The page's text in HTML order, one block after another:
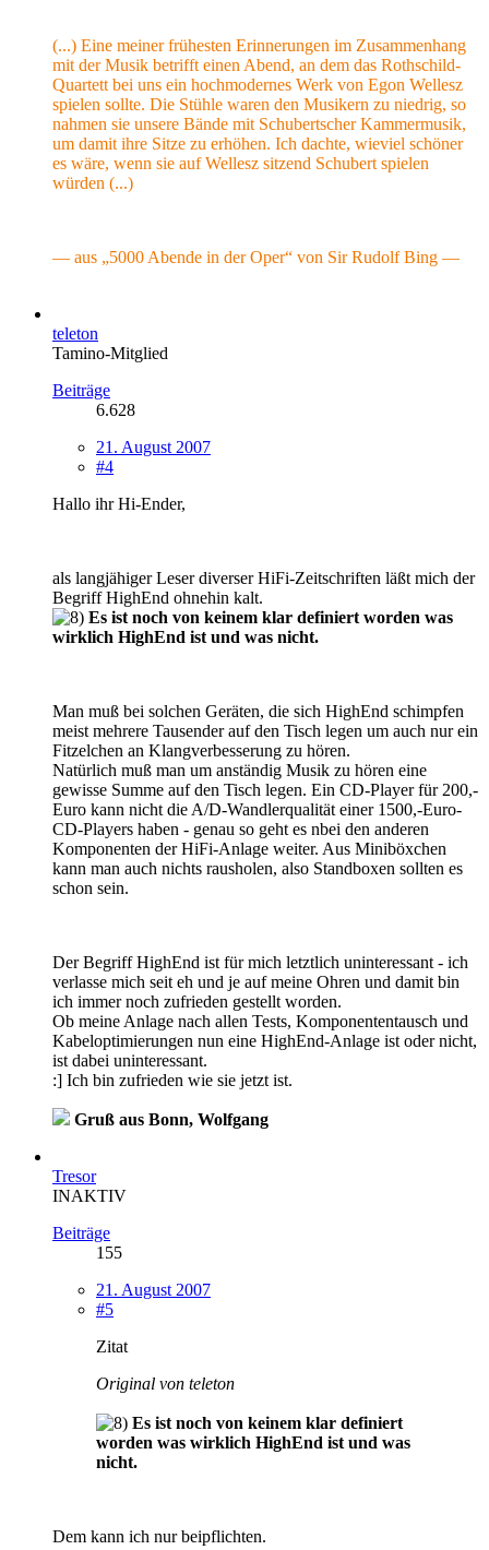
(...) Eine meiner frühesten Erinnerungen im Zusammenhang
mit der Musik betrifft einen Abend, an dem das Rothschild-
Quartett bei uns ein hochmodernes Werk von Egon Wellesz
spielen sollte. Die Stühle waren den Musikern zu niedrig, so
nahmen sie unsere Bände mit Schubertscher Kammermusik,
um damit ihre Sitze zu erhöhen. Ich dachte, wieviel schöner
es wäre, wenn sie auf Wellesz sitzend Schubert spielen
würden (...)
— aus „5000 Abende in der Oper“ von Sir Rudolf Bing —
teleton
Tamino-Mitglied
Beiträge
6.628
21. August 2007
#4
Hallo ihr Hi-Ender,
als langjähiger Leser diverser HiFi-Zeitschriften läßt mich der
Begriff HighEnd ohnehin kalt.
Es ist noch von keinem klar definiert worden was
wirklich HighEnd ist und was nicht.
Man muß bei solchen Geräten, die sich HighEnd schimpfen
meist mehrere Tausender auf den Tisch legen um auch nur ein
Fitzelchen an Klangverbesserung zu hören.
Natürlich muß man um anständig Musik zu hören eine
gewisse Summe auf den Tisch legen. Ein CD-Player für 200,-
Euro kann nicht die A/D-Wandlerqualität einer 1500,-Euro-
CD-Players haben - genau so geht es nbei den anderen
Komponenten der HiFi-Anlage weiter. Aus Miniböxchen
kann man auch nichts rausholen, also Standboxen sollten es
schon sein.
Der Begriff HighEnd ist für mich letztlich uninteressant - ich
verlasse mich seit eh und je auf meine Ohren und damit bin
ich immer noch zufrieden gestellt worden.
Ob meine Anlage nach allen Tests, Komponententausch und
Kabeloptimierungen nun eine HighEnd-Anlage ist oder nicht,
ist dabei uninteressant.
:] Ich bin zufrieden wie sie jetzt ist.
Gruß aus Bonn, Wolfgang
Tresor
INAKTIV
Beiträge
155
21. August 2007
#5
Zitat
Original von teleton
Es ist noch von keinem klar definiert
worden was wirklich HighEnd ist und was
nicht.
Dem kann ich nur beipflichten.